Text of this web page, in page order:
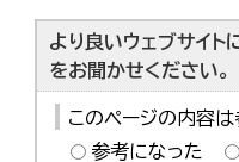
より良いウェブサイト
をお聞かせください。
このページの内容
参考になった